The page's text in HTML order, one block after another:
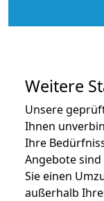
Weitere
Unsere
Ihnen
Ihre
Angebote
Sie einen
außerhalb